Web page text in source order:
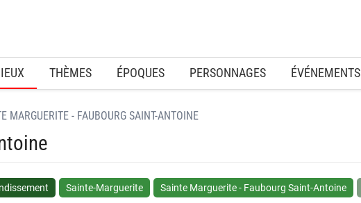
THÈMES ÉPOQUES PERSONNAGES ÉVÉNEMENTS
MARGUERITE - FAUBOURG SAINT-ANTOINE
Sainte-Marguerite Sainte Marguerite - Faubourg Saint-Antoine